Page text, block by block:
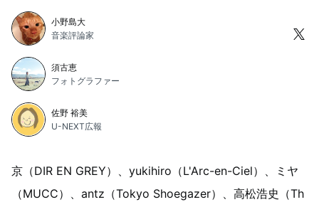
小野島大
音楽評論家
須古恵
フォトグラファー
佐野 裕美
U-NEXT広報
京（DIR EN GREY）、yukihiro（L'Arc-en-Ciel）、ミヤ
（MUCC）、antz（Tokyo Shoegazer）、高松浩史（Th